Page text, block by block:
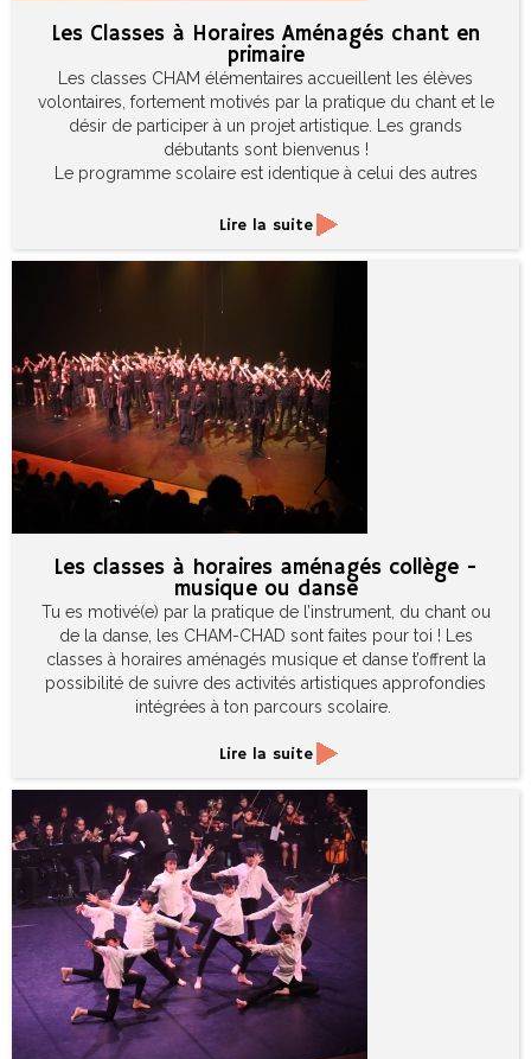
Les Classes à Horaires Aménagés chant en
primaire
Les classes CHAM élémentaires accueillent les élèves
volontaires, fortement motivés par la pratique du chant et le
désir de participer à un projet artistique. Les grands
débutants sont bienvenus !
Le programme scolaire est identique à celui des autres
enseignements artistiques se déroulent durant le temps
Lire la suite
Les classes à horaires aménagés collège -
musique ou danse
Tu es motivé(e) par la pratique de l’instrument, du chant ou
de la danse, les CHAM-CHAD sont faites pour toi ! Les
classes à horaires aménagés musique et danse t’offrent la
possibilité de suivre des activités artistiques approfondies
intégrées à ton parcours scolaire.
Lire la suite